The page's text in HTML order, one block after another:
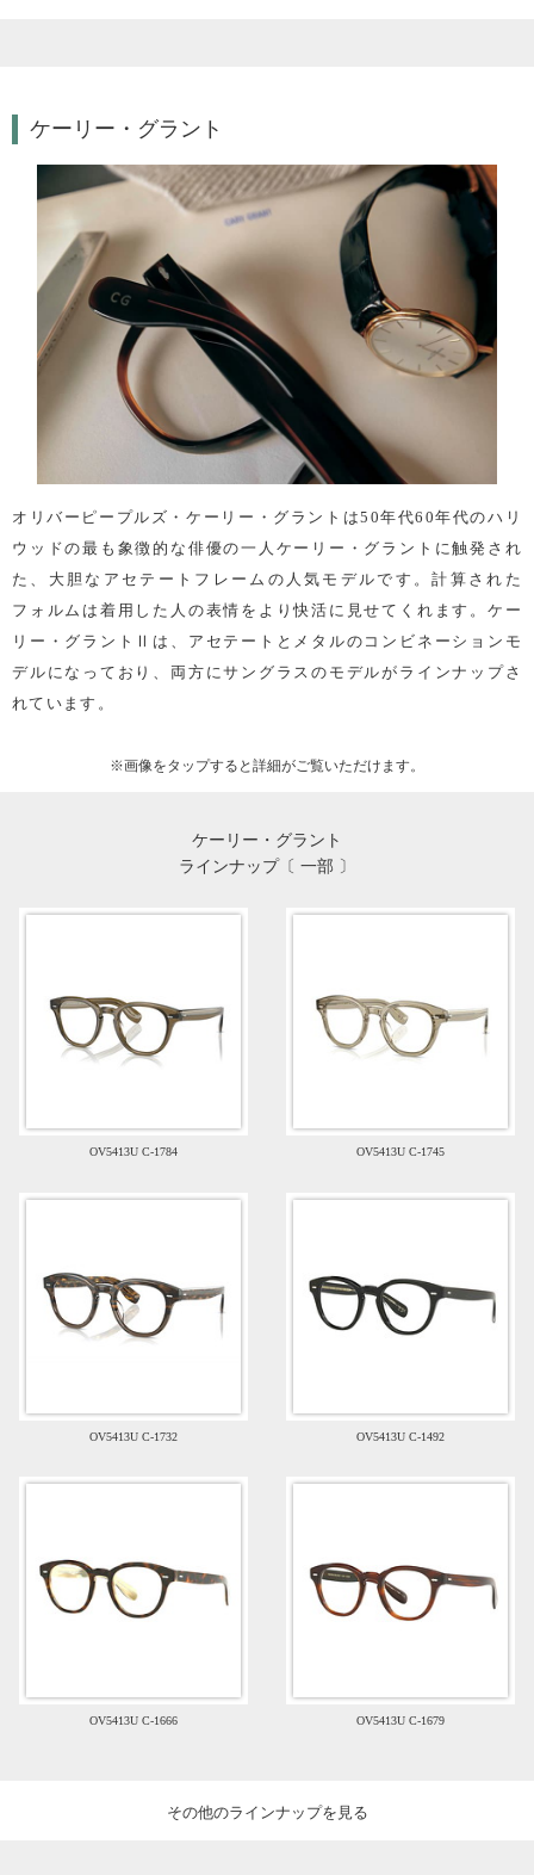
ケーリー・グラント
オリバーピープルズ・ケーリー・グラントは50年代60年代のハリ
ウッドの最も象徴的な俳優の一人ケーリー・グラントに触発され
た、大胆なアセテートフレームの人気モデルです。計算された
フォルムは着用した人の表情をより快活に見せてくれます。ケー
リー・グラントⅡは、アセテートとメタルのコンビネーションモ
デルになっており、両方にサングラスのモデルがラインナップさ
れています。
※画像をタップすると詳細がご覧いただけます。
ケーリー・グラント
ラインナップ〔 一部 〕
OV5413U C-1784 OV5413U C-1745
OV5413U C-1732 OV5413U C-1492
OV5413U C-1666 OV5413U C-1679
その他のラインナップを見る